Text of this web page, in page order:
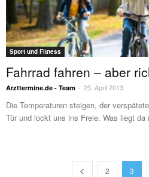
Sport und Fitness
Fahrrad fahren – aber
Arzttermine.de - Team - 25. April 2013
Die Temperaturen steigen, der
Tür und lockt uns ins Freie. Was liegt
2 3